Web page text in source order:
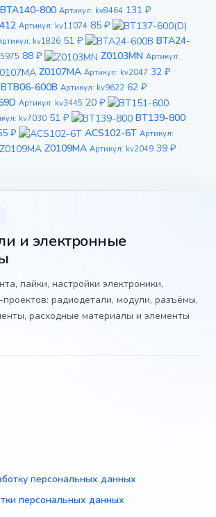
BTA140-800 Артикул: kv8464 131 ₽
Артикул: kv11074 85 ₽
kv1826 51 ₽
BTA24-
88 ₽ Z0103MN Артикул:
Z0107MA Артикул: kv2047 32 ₽
BTB06-600B Артикул: kv9622 62 ₽
Артикул: kv3445 20 ₽
kv7030 51 ₽ BT139-800
₽ ACS102-6T Артикул:
Z0109MA Артикул: kv2049 39 ₽
и электронные
пайки, настройки электроники,
проектов: радиодетали, модули, разъёмы,
расходные материалы и элементы
персональных данных
персональных данных